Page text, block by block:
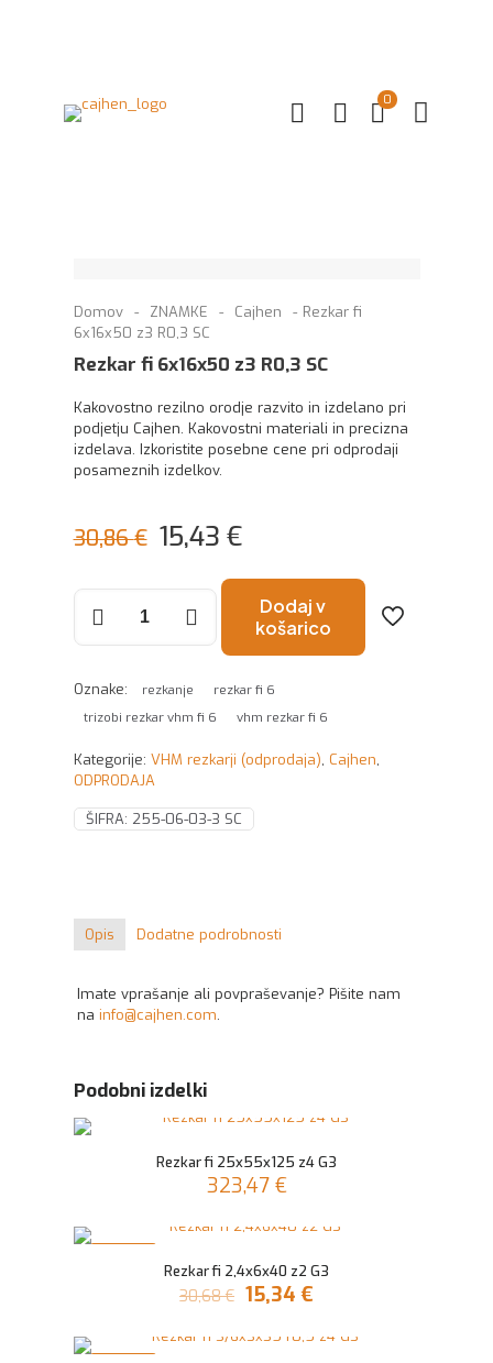
0
Domov - ZNAMKE - Cajhen - Rezkar fi
6x16x50 z3 R0,3 SC
Rezkar fi 6x16x50 z3 R0,3 SC
Kakovostno rezilno orodje razvito in izdelano pri
podjetju Cajhen. Kakovostni materiali in precizna
izdelava. Izkoristite posebne cene pri odprodaji
posameznih izdelkov.
30,86€ Izvirna
bila:
30,86 €.
15,43 €Trenutna
cena
je:
15,43 €.
Rezkar
6x16x50
R0,3
količina
Dodaj v
košarico
Oznake: rezkanje
rezkar fi 6
trizobi rezkar vhm fi 6
vhm rezkar fi 6
Kategorije: VHM rezkarji (odprodaja), Cajhen,
ODPRODAJA
ŠIFRA: 255-06-03-3 SC
Opis Dodatne podrobnosti
Imate vprašanje ali povpraševanje? Pišite nam
na info@cajhen.com.
Podobni izdelki
Rezkar fi 25x55x125 z4 G3
323,47 €
Rezkar fi 2,4x6x40 z2 G3
30,68€ Izvirna
je
15,34€
je: